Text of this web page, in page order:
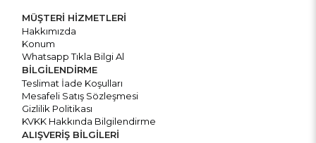
MÜŞTERİ HİZMETLERİ
Hakkımızda
Konum
Whatsapp Tıkla Bilgi Al
BİLGİLENDİRME
Teslimat İade Koşulları
Mesafeli Satış Sözleşmesi
Gizlilik Politikası
KVKK Hakkında Bilgilendirme
ALIŞVERİŞ BİLGİLERİ